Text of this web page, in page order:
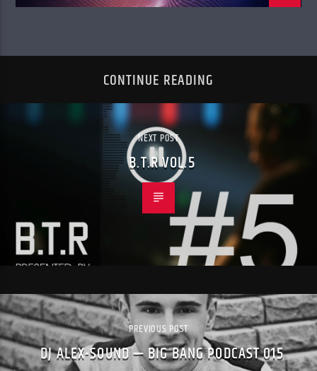
CONTINUE READING
NEXT POST
B.T.R VOL.5
PREVIOUS POST
DJ ALEX-SOUND — BIG BANG PODCAST 015